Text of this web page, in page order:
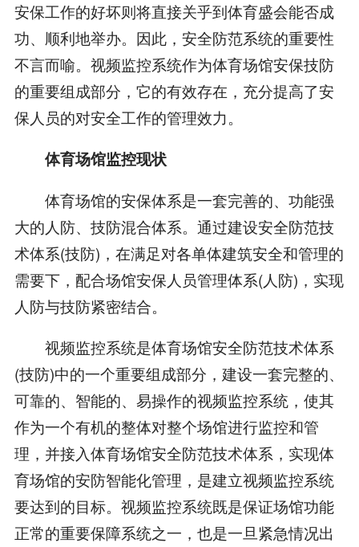
安保工作的好坏则将直接关乎到体育盛会能否成
功、顺利地举办。因此，安全防范系统的重要性
不言而喻。视频监控系统作为体育场馆安保技防
的重要组成部分，它的有效存在，充分提高了安
保人员的对安全工作的管理效力。
体育场馆监控现状
体育场馆的安保体系是一套完善的、功能强
大的人防、技防混合体系。通过建设安全防范技
术体系(技防)，在满足对各单体建筑安全和管理的
需要下，配合场馆安保人员管理体系(人防)，实现
人防与技防紧密结合。
视频监控系统是体育场馆安全防范技术体系
(技防)中的一个重要组成部分，建设一套完整的、
可靠的、智能的、易操作的视频监控系统，使其
作为一个有机的整体对整个场馆进行监控和管
理，并接入体育场馆安全防范技术体系，实现体
育场馆的安防智能化管理，是建立视频监控系统
要达到的目标。视频监控系统既是保证场馆功能
正常的重要保障系统之一，也是一旦紧急情况出